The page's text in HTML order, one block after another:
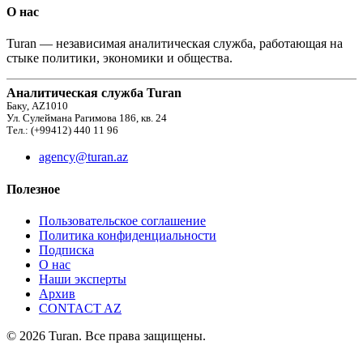
О нас
Turan — независимая аналитическая служба, работающая на
стыке политики, экономики и общества.
Аналитическая служба Turan
Баку, AZ1010
Ул. Сулеймана Рагимова 186, кв. 24
Тел.: (+99412) 440 11 96
agency@turan.az
Полезное
Пользовательское соглашение
Политика конфиденциальности
Подписка
О нас
Наши эксперты
Архив
CONTACT AZ
© 2026 Turan. Все права защищены.